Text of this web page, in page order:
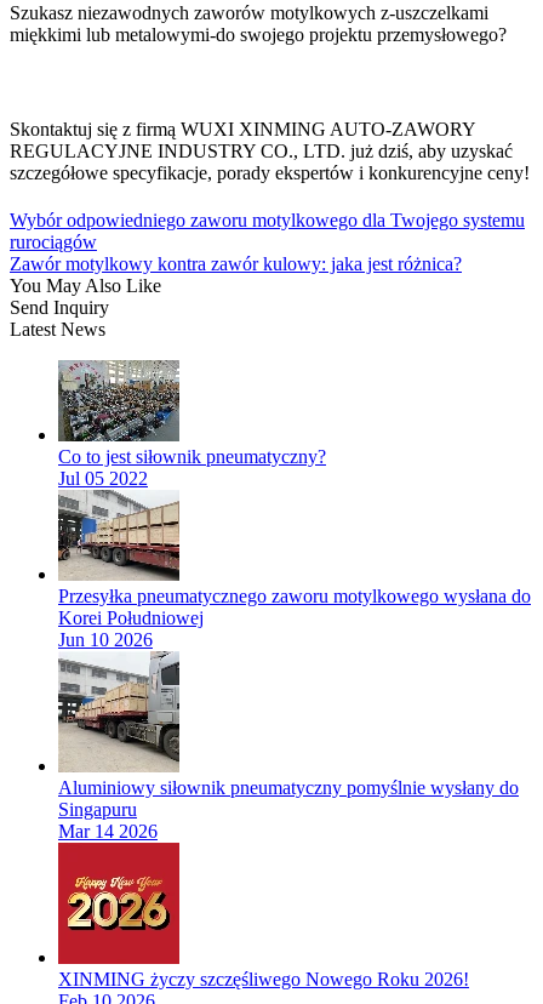
Szukasz niezawodnych zaworów motylkowych z-uszczelkami
miękkimi lub metalowymi-do swojego projektu przemysłowego?
Skontaktuj się z firmą WUXI XINMING AUTO-ZAWORY
REGULACYJNE INDUSTRY CO., LTD. już dziś, aby uzyskać
szczegółowe specyfikacje, porady ekspertów i konkurencyjne ceny!
Wybór odpowiedniego zaworu motylkowego dla Twojego systemu
rurociągów
Zawór motylkowy kontra zawór kulowy: jaka jest różnica?
You May Also Like
Send Inquiry
Latest News
Co to jest siłownik pneumatyczny?
Jul 05 2022
Przesyłka pneumatycznego zaworu motylkowego wysłana do
Korei Południowej
Jun 10 2026
Aluminiowy siłownik pneumatyczny pomyślnie wysłany do
Singapuru
Mar 14 2026
XINMING życzy szczęśliwego Nowego Roku 2026!